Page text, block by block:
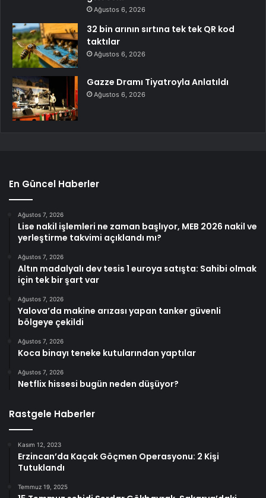
Ağustos 6, 2026
32 bin arının sırtına tek tek QR kod
taktılar
Ağustos 6, 2026
Gazze Dramı Tiyatroyla Anlatıldı
Ağustos 6, 2026
En Güncel Haberler
Ağustos 7, 2026
Lise nakil işlemleri ne zaman başlıyor, MEB 2026 nakil ve
yerleştirme takvimi açıklandı mı?
Ağustos 7, 2026
Altın madalyalı dev tesis 1 euroya satışta: Sahibi olmak
için tek bir şart var
Ağustos 7, 2026
Yalova’da makine arızası yapan tanker güvenli
bölgeye çekildi
Ağustos 7, 2026
Koca binayı teneke kutularından yaptılar
Ağustos 7, 2026
Netflix hissesi bugün neden düşüyor?
Rastgele Haberler
Kasım 12, 2023
Erzincan’da Kaçak Göçmen Operasyonu: 2 Kişi
Tutuklandı
Temmuz 19, 2025